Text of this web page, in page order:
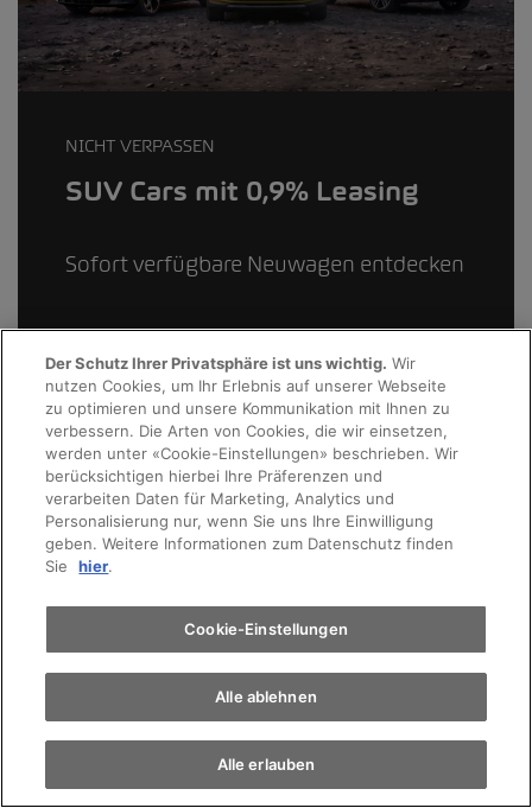
NICHT VERPASSEN
SUV Cars mit 0,9% Leasing
Sofort verfügbare Neuwagen entdecken
Jetzt profitieren
Der California Ocean. Jetzt
Probefahrt
Terminvereinbarung
Auto finden
Elektromobilität
Der Schutz Ihrer Privatsphäre ist uns wichtig. Wir
nutzen Cookies, um Ihr Erlebnis auf unserer Webseite
zu optimieren und unsere Kommunikation mit Ihnen zu
verbessern. Die Arten von Cookies, die wir einsetzen,
werden unter «Cookie-Einstellungen» beschrieben. Wir
berücksichtigen hierbei Ihre Präferenzen und
verarbeiten Daten für Marketing, Analytics und
Personalisierung nur, wenn Sie uns Ihre Einwilligung
geben. Weitere Informationen zum Datenschutz finden
Sie
hier.
Cookie-Einstellungen
Alle ablehnen
Alle erlauben